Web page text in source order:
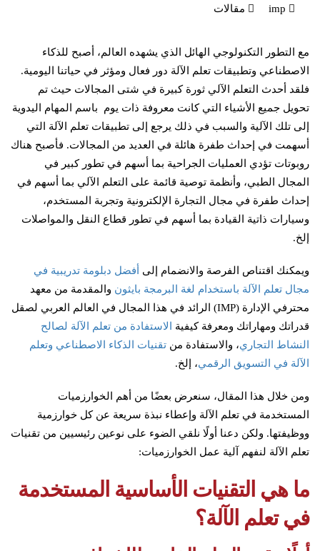
imp
مقالات
مع التطور التكنولوجي الهائل الذي يشهده العالم، أصبح للذكاء
الاصطناعي وتطبيقات تعلم الآلة دور فعال ومؤثر في حياتنا اليومية.
فلقد أحدث التعلم الآلي ثورة كبيرة في شتى المجالات حيث تم
تحويل جميع الأشياء التي كانت معروفة ذات يوم باسم المهام اليدوية
إلى تلك الآلية والسبب في ذلك يرجع إلى تطبيقات تعلم الآلة التي
أسهمت في إحداث طفرة هائلة في العديد من المجالات. فأصبح هناك
روبوتات تؤدي العمليات الجراحية بما أسهم في تطور كبير في
المجال الطبي، وأنظمة توصية قائمة على التعلم الآلي بما أسهم في
إحداث طفرة في مجال التجارة الإلكترونية وتجربة المستخدم،
وسيارات ذاتية القيادة بما أسهم في تطور قطاع النقل والمواصلات
إلخ.
ويمكنك اقتناص الفرصة والانضمام إلى
أفضل دبلومة تدريبية في
مجال تعلم الآلة باستخدام لغة البرمجة بايثون والمقدمة من معهد
محترفي الإدارة (IMP) الرائد في هذا المجال في العالم العربي لصقل
قدراتك ومهاراتك ومعرفة كيفية
الاستفادة من تعلم الآلة لصالح
النشاط التجاري، والاستفادة من تقنيات الذكاء الاصطناعي وتعلم
الآلة في التسويق الرقمي، إلخ.
ومن خلال هذا المقال، سنعرض بعضًا من أهم الخوارزميات
المستخدمة في تعلم الآلة وإعطاء نبذة سريعة عن كل خوارزمية
ووظيفتها. ولكن دعنا أولًا نلقي الضوء على نوعين رئيسيين من تقنيات
تعلم الآلة لنفهم آلية عمل الخوارزميات:
ما هي التقنيات الأساسية المستخدمة
في تعلم الآلة؟